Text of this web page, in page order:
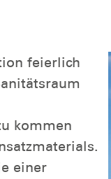
feierlich
kommen
einer